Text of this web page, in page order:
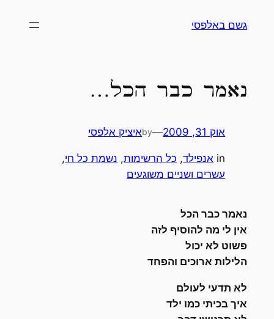
גשם באלפסי
נאמר כבר הכל…
אוק 31, 2009 —
byאיציק אלפסי
in אנפילד, כל הרשימות, נשמת כל חי,
עשרים ושניים משוגעים
נאמר כבר הכל
אין לי מה להוסיף לזה
פשוט לא יכול
הלילות ארוכים והפחד
לא תדעי לעולם
איך בכיתי כמו ילד